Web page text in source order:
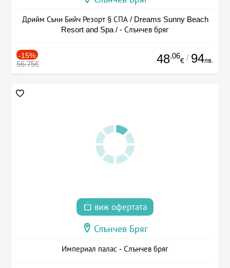
Дрийм Съни Бийч Резорт § СПА / Dreams Sunny Beach
Resort and Spa / - Слънчев бряг
-15%
56.75€ 48.06
€ / 94лв.
виж офертата
Слънчев Бряг
Империал палас - Слънчев бряг